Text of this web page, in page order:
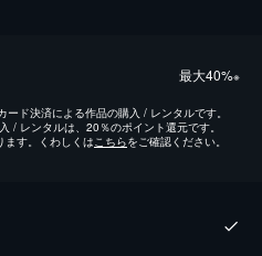
最⼤40%※
ド決済による作品の購入 / レンタルです。
/ レンタルは、20％のポイント還元です。
ます。くわしくはこちらをご確認ください。